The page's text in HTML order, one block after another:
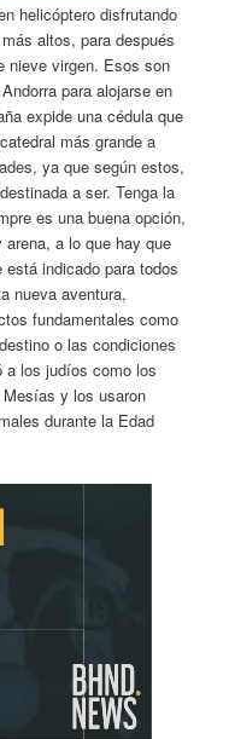
helicóptero disfrutando
altos, para después
nieve virgen. Esos son
para alojarse en
expide una cédula que
más grande a
ya que según estos,
a ser. Tenga la
es una buena opción,
a lo que hay que
indicado para todos
nueva aventura,
fundamentales como
o las condiciones
a los judíos como los
y los usaron
durante la Edad